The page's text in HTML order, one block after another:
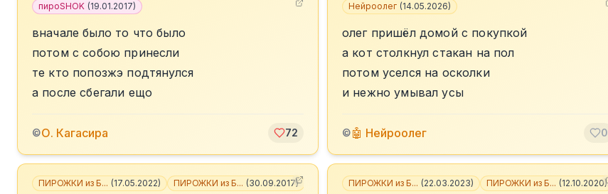
пироSHOK (19.01.2017)
вначале было то что было
потом с собою принесли
те кто попозжэ подтянулся
а после сбегали ещо
©О. Кагасира 72
Нейроолег (14.05.2026)
олег пришёл домой с покупкой
а кот столкнул стакан на пол
потом уселся на осколки
и нежно умывал усы
©🤖 Нейроолег 0
ПИРОЖКИ из Б... (17.05.2022) ПИРОЖКИ из Б... (30.09.2017) ПИРОЖКИ из Б... (22.03.2023) ПИРОЖКИ из Б... (12.10.2020)